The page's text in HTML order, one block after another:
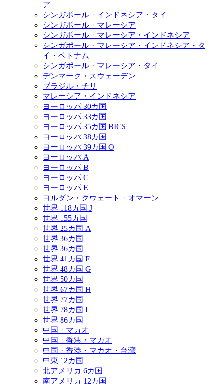
ア
シンガポール・インドネシア・タイ
シンガポール・マレーシア
シンガポール・マレーシア・インドネシア
シンガポール・マレーシア・インドネシア・タ
イ・ベトナム
シンガポール・マレーシア・タイ
デンマーク・スウェーデン
ブラジル・チリ
マレーシア・インドネシア
ヨーロッパ 30カ国
ヨーロッパ 33カ国
ヨーロッパ 35カ国 BICS
ヨーロッパ 38カ国
ヨーロッパ 39カ国 O
ヨーロッパ A
ヨーロッパ B
ヨーロッパ C
ヨーロッパ E
ヨルダン・クウェート・オマーン
世界 118カ国 J
世界 155カ国
世界 25カ国 A
世界 36カ国
世界 36カ国
世界 41カ国 F
世界 48カ国 G
世界 50カ国
世界 67カ国 H
世界 77カ国
世界 78カ国 I
世界 86カ国
中国・マカオ
中国・香港・マカオ
中国・香港・マカオ・台湾
中東 12カ国
北アメリカ 6カ国
南アメリカ 12カ国